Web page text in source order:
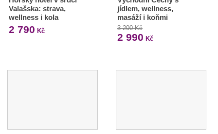
Valašska: strava,
wellness i kola
2 790 Kč
jídlem, wellness,
masáží i koňmi
3 200 Kč
2 990 Kč